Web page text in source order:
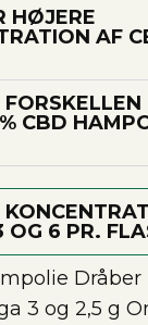
HØJERE
AF
CBD
OG 6 PR.
3 og 2,5 g